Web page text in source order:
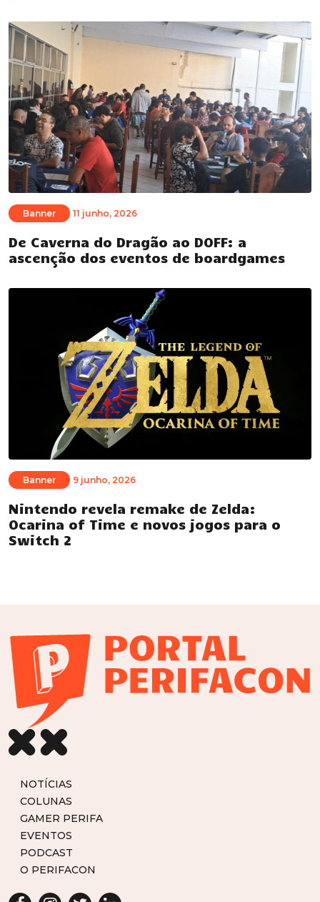
Banner 11 junho, 2026
De Caverna do Dragão ao DOFF: a
ascenção dos eventos de boardgames
Banner 9 junho, 2026
Nintendo revela remake de Zelda:
Ocarina of Time e novos jogos para o
Switch 2
NOTÍCIAS
COLUNAS
GAMER PERIFA
EVENTOS
PODCAST
O PERIFACON